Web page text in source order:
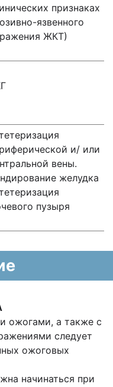
признаках
язвенного
ЖКТ)
и/ или
вены.
желудка
пузыря
ожогами, а также с
следует
ожоговых
начинаться при